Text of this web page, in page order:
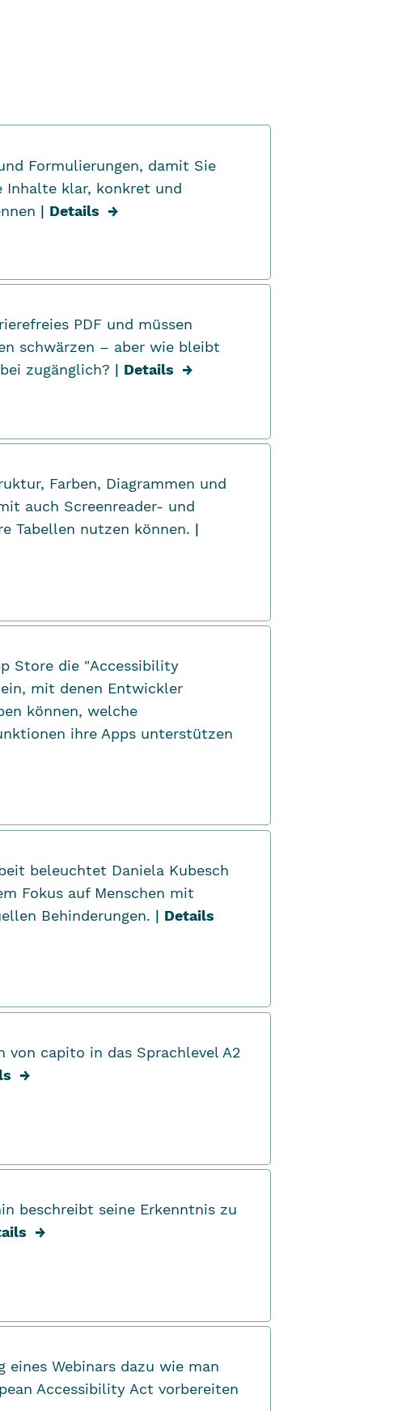
Formulierungen, damit Sie
Inhalte klar, konkret und
| Details →
PDF und müssen
schwärzen – aber wie bleibt
zugänglich?
Details →
Farben, Diagrammen und
auch Screenreader- und
Tabellen nutzen können.
Store die "Accessibility
mit denen Entwickler
können, welche
ihre Apps unterstützen
beleuchtet Daniela Kubesch
Fokus auf Menschen mit
Behinderungen. | Details
von capito in das Sprachlevel A2
→
beschreibt seine Erkenntnis zu
→
eines Webinars dazu wie man
Accessibility Act vorbereiten